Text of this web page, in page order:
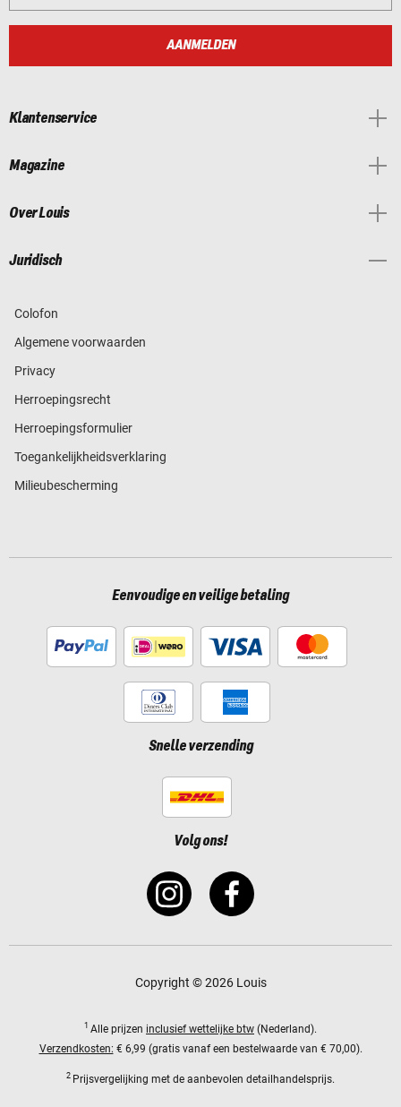
AANMELDEN
Klantenservice
Magazine
Over Louis
Juridisch
Colofon
Algemene voorwaarden
Privacy
Herroepingsrecht
Herroepingsformulier
Toegankelijkheidsverklaring
Milieubescherming
Eenvoudige en veilige betaling
Snelle verzending
Volg ons!
Copyright © 2026 Louis
1 Alle prijzen inclusief wettelijke btw (Nederland).
Verzendkosten: € 6,99 (gratis vanaf een bestelwaarde van € 70,00).
2 Prijsvergelijking met de aanbevolen detailhandelsprijs.